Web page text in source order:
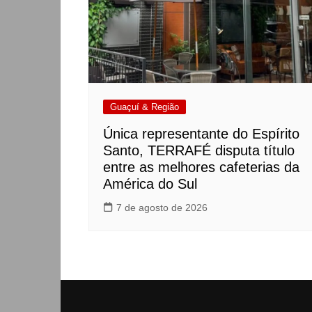
Guaçuí & Região
Única representante do Espírito
Santo, TERRAFÉ disputa título
entre as melhores cafeterias da
América do Sul
7 de agosto de 2026